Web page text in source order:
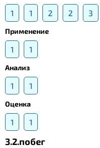
1 1 2 2 3
Применение
1 1
Анализ
1 1
Оценка
1 1
3.2.побег